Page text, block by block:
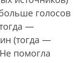
голосов
—
(тогда —
помогла